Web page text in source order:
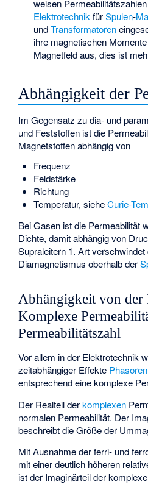
weisen
Elektrotechnik fürSpulen-
undTransformatoren
ihre magnetischen
Magnetfeld aus, dies ist
Abhängigkeit der
Im Gegensatz zu dia- und
und Feststoffen ist die
Magnetstoffen abhängig von
Frequenz
Feldstärke
Richtung
Temperatur, sieheCurie-
Bei Gasen ist die Permeabilität
Dichte, damit abhängig von
Supraleitern 1. Art verschwindet
Diamagnetismus oberhalb der
Abhängigkeit von der
Komplexe
Permeabilitätszahl
Vor allem in der Elektrotechnik
zeitabhängiger Effekte Phasoren
entsprechend eine komplexe
Der Realteil derkomplexen
normalen Permeabilität. Der
beschreibt die Größe der
Mit Ausnahme der ferri- und
mit einer deutlich höheren
ist der Imaginärteil der